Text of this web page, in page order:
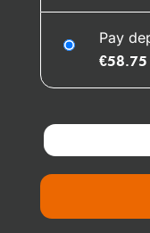
Pay
€58.75